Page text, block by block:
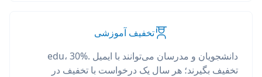
تخفیف آموزشی
دانشجویان و مدرسان می‌توانند با ایمیل .edu، 30%
تخفیف بگیرند؛ هر سال یک درخواست با تخفیف در